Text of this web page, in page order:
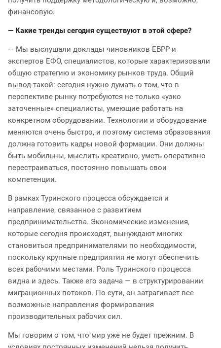
финансовую.
— Какие тренды сегодня существуют в этой сфере?
— Мы выслушали доклады чиновников ЕБРР и
экспертов ЕФО, специалистов, которые характеризовали
общую стратегию и экономику рынков труда. Общий
вывод такой: сегодня нужно думать о том, что в
перспективе рынку потребуются не только «узко
заточенные» специалисты, умеющие работать на
конкретном оборудовании. Технологии и оборудование
меняются очень быстро, и поэтому система образования
должна готовить кадры новой формации. Они должны
быть мобильны, мыслить креативно, уметь оперативно
перестраиваться, постоянно повышать свои
компетенции.
В рамках Туринского процесса обсуждается и
направление, связанное с развитием
предпринимательства. Экономические изменения,
которые сегодня происходят, вынуждают многих
становиться предпринимателями по необходимости,
поскольку крупные предприятия не могут обеспечить
всех рабочими местами. Роль Туринского процесса
видна и здесь. Также его задача — в структурировании
миграционных потоков. По сути, он затрагивает все
возможные направления формирования
производительных рабочих сил.
Мы говорим о том, что мир уже не будет прежним. В